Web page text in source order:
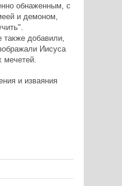
обнаженным, с
и демоном,
добавили,
Иисуса
и изваяния